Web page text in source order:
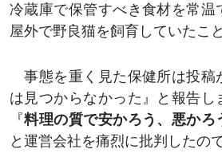
冷蔵庫で保管すべき食材を常
屋外で野良猫を飼育していたこ
事態を重く見た保健所は投稿
は見つからなかった』と報告し
『料理の質で安かろう、悪か
と運営会社を痛烈に批判したの